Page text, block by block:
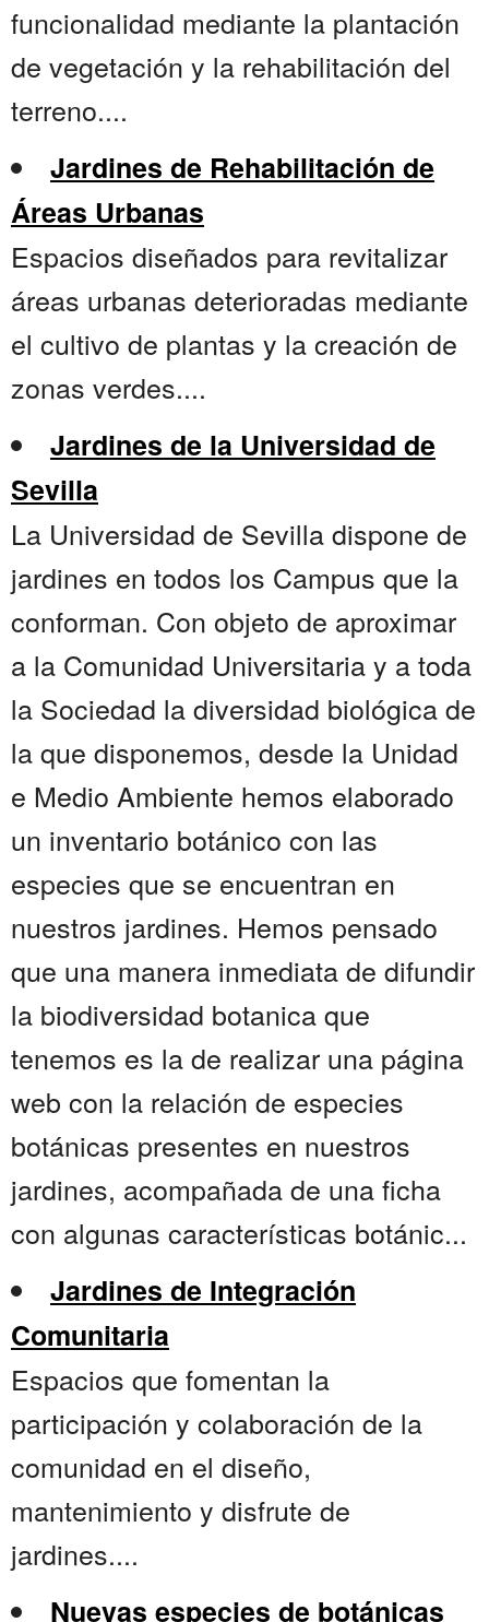
funcionalidad mediante la plantación
de vegetación y la rehabilitación del
terreno....
Jardines de Rehabilitación de
Áreas Urbanas
Espacios diseñados para revitalizar
áreas urbanas deterioradas mediante
el cultivo de plantas y la creación de
zonas verdes....
Jardines de la Universidad de
Sevilla
La Universidad de Sevilla dispone de
jardines en todos los Campus que la
conforman. Con objeto de aproximar
a la Comunidad Universitaria y a toda
la Sociedad la diversidad biológica de
la que disponemos, desde la Unidad
e Medio Ambiente hemos elaborado
un inventario botánico con las
especies que se encuentran en
nuestros jardines. Hemos pensado
que una manera inmediata de difundir
la biodiversidad botanica que
tenemos es la de realizar una página
web con la relación de especies
botánicas presentes en nuestros
jardines, acompañada de una ficha
con algunas características botánic...
Jardines de Integración
Comunitaria
Espacios que fomentan la
participación y colaboración de la
comunidad en el diseño,
mantenimiento y disfrute de
jardines....
Nuevas especies de botánicas